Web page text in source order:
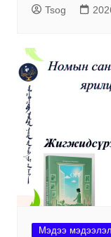
Tsog
Мэдээ мэдээлэл